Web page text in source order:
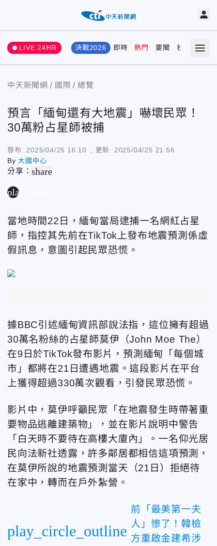
LIVE 24HR 決戰2026 即時 熱門 要聞 社會 娛樂
中天新聞網 國際 總覽
預言「緬甸還有大地震」嚇壞民眾！
30萬粉占星師被捕
發布: 2025/04/25 16:10 , 更新: 2025/04/25 21:56
By 大國中心
分享：share
play_arrow
當地時間22日，緬甸當局逮捕一名網紅占星
師，指控其先前在TikTok上發布地震預測係虛
假訊息，意圖引起民眾恐慌。
據BBC引述緬甸資訊部說法指 ，這位擁有超過
30萬名粉絲的占星師莫伊（John Moe The）
在9日於TikTok發布影片，預測緬甸「每個城
市」都將在21日遭遇地震。這段影片在平台
上獲得超過330萬次觀看，引發民眾恐慌。
影片中，莫伊呼籲民眾「在地震發生時帶著重
要物品逃離建築物」，並在影片說明中警告
「白天時不要待在高樓大廈內」。一名仰光居
民向法新社透露，許多鄰居都相信這項預測，
在莫伊所說的地震預測當天（21日）拒絕待
在家中，轉而在戶外紮營。
play_circle_outline
前「最美第一夫
人」慘了！韓檢
方重啟金建希涉